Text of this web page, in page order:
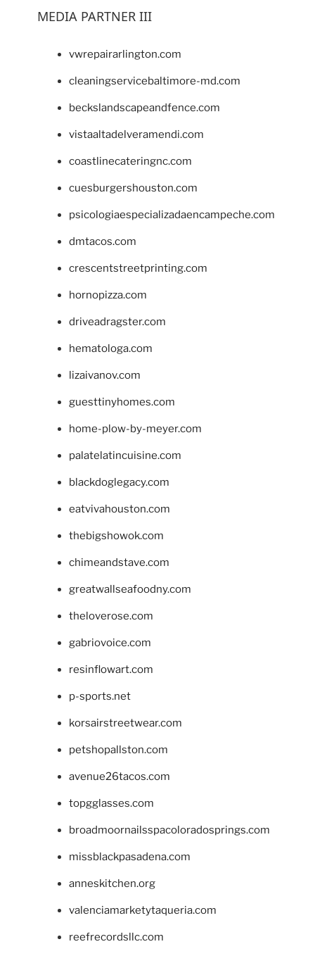
MEDIA PARTNER III
vwrepairarlington.com
cleaningservicebaltimore-md.com
beckslandscapeandfence.com
vistaaltadelveramendi.com
coastlinecateringnc.com
cuesburgershouston.com
psicologiaespecializadaencampeche.com
dmtacos.com
crescentstreetprinting.com
hornopizza.com
driveadragster.com
hematologa.com
lizaivanov.com
guesttinyhomes.com
home-plow-by-meyer.com
palatelatincuisine.com
blackdoglegacy.com
eatvivahouston.com
thebigshowok.com
chimeandstave.com
greatwallseafoodny.com
theloverose.com
gabriovoice.com
resinflowart.com
p-sports.net
korsairstreetwear.com
petshopallston.com
avenue26tacos.com
topgglasses.com
broadmoornailsspacoloradosprings.com
missblackpasadena.com
anneskitchen.org
valenciamarketytaqueria.com
reefrecordsllc.com